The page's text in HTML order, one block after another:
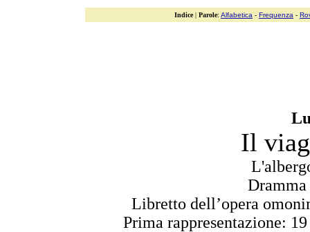
Indice| Parole: Alfabetica - Frequenza -
Il
Libretto dell’opera
Prima rappresentazione: